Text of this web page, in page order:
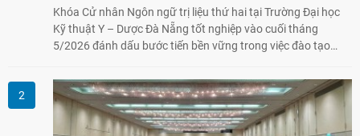
Khóa Cử nhân Ngôn ngữ trị liệu thứ hai tại Trường Đại học
Kỹ thuật Y – Dược Đà Nẵng tốt nghiệp vào cuối tháng
5/2026 đánh dấu bước tiến bền vững trong việc đào tạo
tại Việt Nam.